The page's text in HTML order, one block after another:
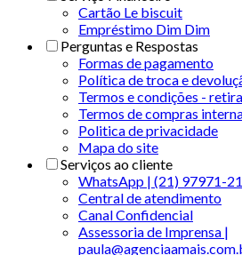
Cartão Le biscuit
Empréstimo Dim Dim
Perguntas e Respostas
Formas de pagamento
Política de troca e
Termos e condições -
Termos de compras
Politica de privacidade
Mapa do site
Serviços ao cliente
WhatsApp | (21) 97971-
Central de atendimento
Canal Confidencial
Assessoria de Imprensa |